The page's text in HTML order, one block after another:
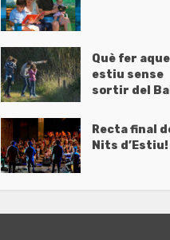
Què fer
estiu sense
sortir del
Recta final
Nits d’Estiu!